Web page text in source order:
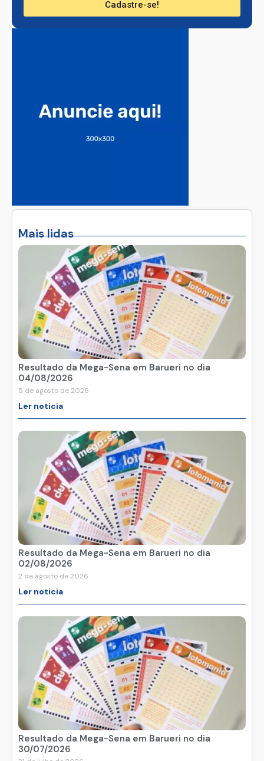
Mais lidas
Resultado da Mega-Sena em Barueri no dia
04/08/2026
5 de agosto de 2026
Ler noticia
Resultado da Mega-Sena em Barueri no dia
02/08/2026
2 de agosto de 2026
Ler noticia
Resultado da Mega-Sena em Barueri no dia
30/07/2026
Cadastre-se!